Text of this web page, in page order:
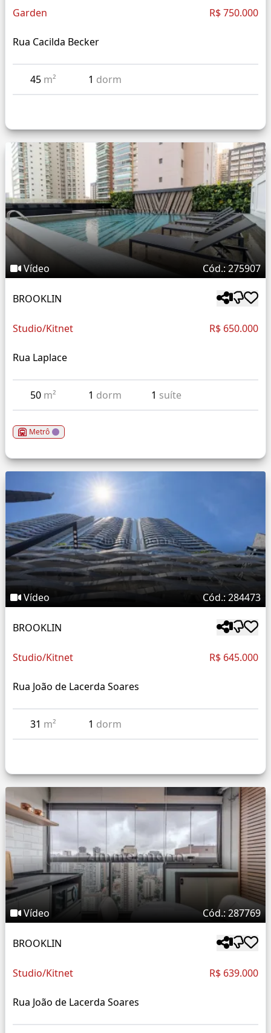
Garden R$ 750.000
Rua Cacilda Becker
45 m² 1 dorm
Vídeo Cód.: 275907
BROOKLIN
Studio/Kitnet R$ 650.000
Rua Laplace
50 m² 1 dorm 1 suíte
Metrô
Vídeo Cód.: 284473
BROOKLIN
Studio/Kitnet R$ 645.000
Rua João de Lacerda Soares
31 m² 1 dorm
Vídeo Cód.: 287769
BROOKLIN
Studio/Kitnet R$ 639.000
Rua João de Lacerda Soares